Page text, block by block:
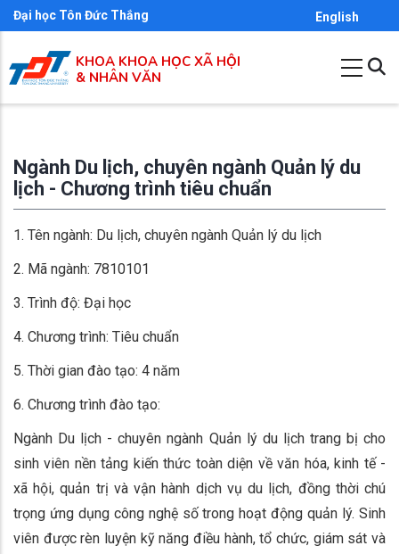
Nhảy
đến
nội
dung
Đại học Tôn Đức Thắng English
KHOA KHOA HỌC XÃ HỘI
& NHÂN VĂN
Ngành Du lịch, chuyên ngành Quản lý du
lịch - Chương trình tiêu chuẩn
1. Tên ngành: Du lịch, chuyên ngành Quản lý du lịch
2. Mã ngành: 7810101
3. Trình độ: Đại học
4. Chương trình: Tiêu chuẩn
5. Thời gian đào tạo: 4 năm
6. Chương trình đào tạo:
Ngành Du lịch - chuyên ngành Quản lý du lịch trang bị cho
sinh viên nền tảng kiến thức toàn diện về văn hóa, kinh tế -
xã hội, quản trị và vận hành dịch vụ du lịch, đồng thời chú
trọng ứng dụng công nghệ số trong hoạt động quản lý. Sinh
viên được rèn luyện kỹ năng điều hành, tổ chức, giám sát và